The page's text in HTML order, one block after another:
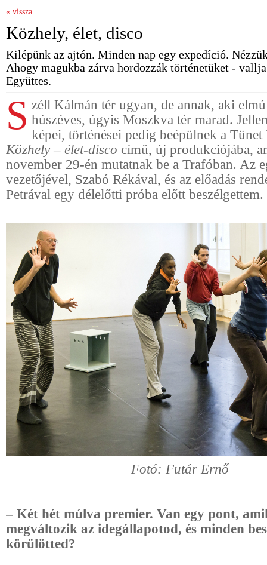
« vissza
Közhely, élet, disco
Kilépünk az ajtón. Minden nap egy expedíció.
Ahogy magukba zárva hordozzák történetüket -
Együttes.
S zéll Kálmán tér ugyan, de annak, aki
húszéves, úgyis Moszkva tér marad.
képei, történései pedig beépülnek a Tünet
Közhely – élet-disco című, új produkciójába,
november 29-én mutatnak be a Trafóban. Az
vezetőjével, Szabó Rékával, és az előadás
Petrával egy délelőtti próba előtt beszélgettem.
Fotó: Futár Ernő
– Két hét múlva premier. Van egy pont,
megváltozik az idegállapotod, és minden
körülötted?